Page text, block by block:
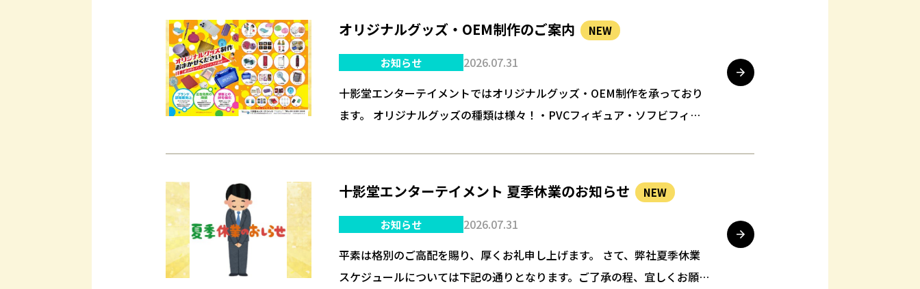
オリジナルグッズ・OEM制作のご案内 NEW
お知らせ
2026.07.31
十影堂エンターテイメントではオリジナルグッズ・OEM制作を承っており
ます。 オリジナルグッズの種類は様々！・PVCフィギュア・ソフビフィギ
マウスパッド・マ…
十影堂エンターテイメント 夏季休業のお知らせ NEW
お知らせ
2026.07.31
平素は格別のご高配を賜り、厚くお礼申し上げます。 さて、弊社夏季休業
スケジュールについては下記の通りとなります。ご了承の程、宜しくお願い